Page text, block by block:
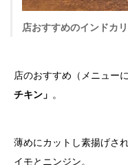
店おすすめのインドカ
店のおすすめ（メニュー
チキン」 。
薄めにカットし素揚げさ
イモとニンジン。